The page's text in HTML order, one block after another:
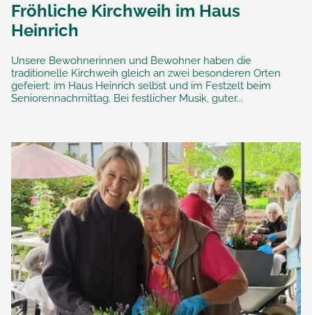
Fröhliche Kirchweih im Haus
Heinrich
Unsere Bewohnerinnen und Bewohner haben die
traditionelle Kirchweih gleich an zwei besonderen Orten
gefeiert: im Haus Heinrich selbst und im Festzelt beim
Seniorennachmittag. Bei festlicher Musik, guter...